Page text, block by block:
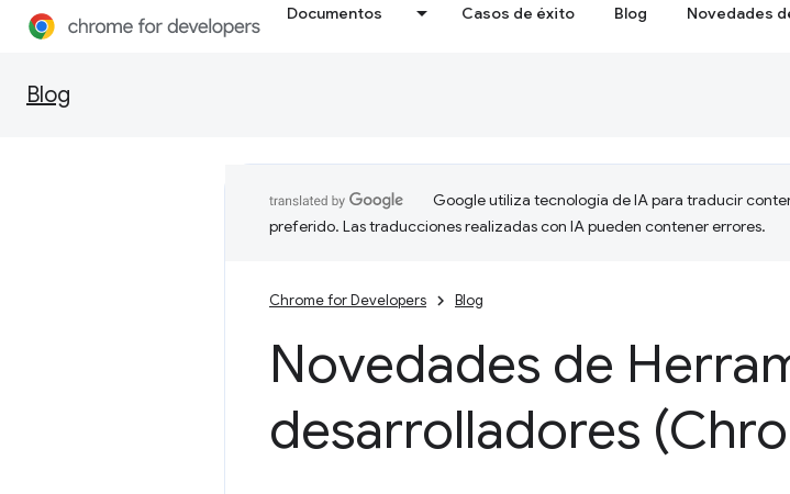
Documentos Casos de éxito Blog Novedades
Blog
Google utiliza tecnología de IA para traducir
preferido. Las traducciones realizadas con IA pueden contener errores.
Chrome for Developers Blog
Novedades de
desarrolladores